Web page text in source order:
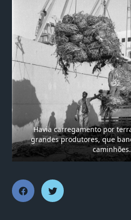
Havia carregamento por
grandes produtores, que
caminhões.